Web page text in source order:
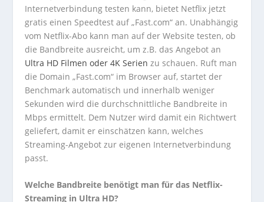
Internetverbindung testen kann, bietet Netflix jetzt
gratis einen Speedtest auf „Fast.com“ an. Unabhängig
vom Netflix-Abo kann man auf der Website testen, ob
die Bandbreite ausreicht, um z.B. das Angebot an
Ultra HD Filmen oder 4K Serien zu schauen. Ruft man
die Domain „Fast.com“ im Browser auf, startet der
Benchmark automatisch und innerhalb weniger
Sekunden wird die durchschnittliche Bandbreite in
Mbps ermittelt. Dem Nutzer wird damit ein Richtwert
geliefert, damit er einschätzen kann, welches
Streaming-Angebot zur eigenen Internetverbindung
passt.
Welche Bandbreite benötigt man für das Netflix-
Streaming in Ultra HD?